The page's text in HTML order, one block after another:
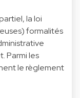
la loi
formalités
Parmi les
le règlement